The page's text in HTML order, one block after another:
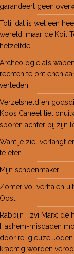
garandeert geen
Toli, dat is wel een
wereld, maar de Koil
hetzelfde
Archeologie als
rechten te ontlenen
verleden
Verzetsheld en
Koos Caneel liet
sporen achter bij zijn
Want je ziel verlangt
te eten
Mijn schoenmaker
Zomer vol verhalen
Oost
Rabbijn Tzvi Marx: de
Hashem-misdaden
door religieuze Joden
krachtig worden